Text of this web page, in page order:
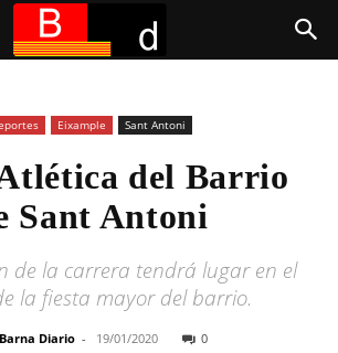
Eixample Sant Antoni
del Barrio
Sant Antoni
de la carrera tendrá lugar en el
la fiesta mayor del barrio.
Barna Diario - 19/01/2020 0